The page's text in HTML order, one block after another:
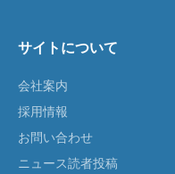
サイトについて
会社案内
採用情報
お問い合わせ
ニュース読者投稿